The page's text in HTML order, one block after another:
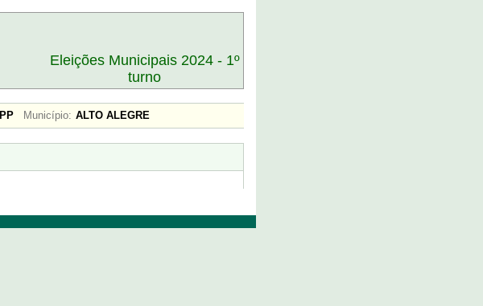
Eleições Municipais 2024 - 1º
turno
PP Município: ALTO ALEGRE